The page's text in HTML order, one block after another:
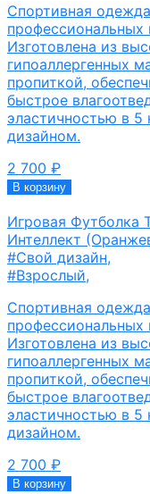
Спортивная
Изготовлена из
гипоаллергенных
пропиткой,
быстрое
эластичностью в 5
дизайном.
2 700 ₽
В корзину
Игровая Футболка
Интеллект
#Свой дизайн,
#Взрослый,
Спортивная
Изготовлена из
гипоаллергенных
пропиткой,
быстрое
эластичностью в 5
дизайном.
2 700 ₽
В корзину